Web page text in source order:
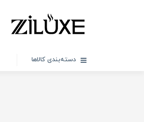
دسته‌بندی کالاها